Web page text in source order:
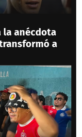
la anécdota
a